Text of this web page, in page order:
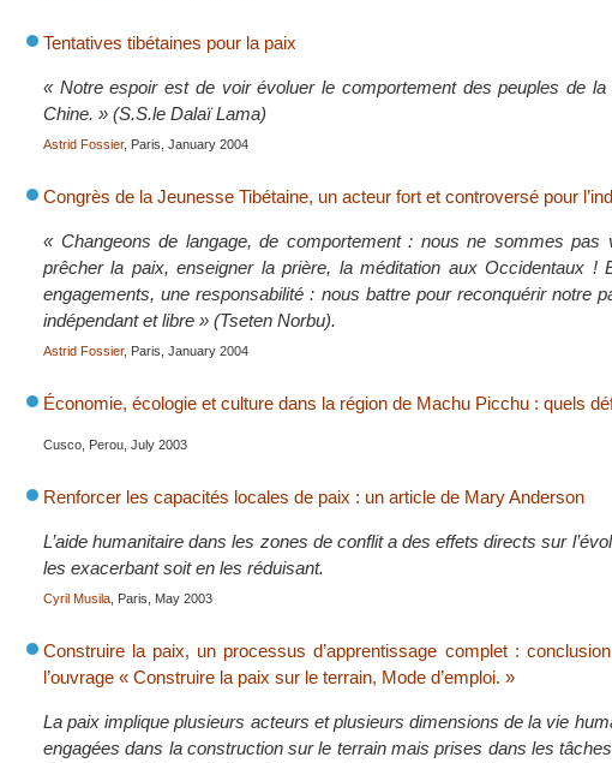
Tentatives tibétaines pour la paix
« Notre espoir est de voir évoluer le comportement des peuples de la
Chine. » (S.S.le Dalaï Lama)
Astrid Fossier, Paris, January 2004
Congrès de la Jeunesse Tibétaine, un acteur fort et controversé pour
« Changeons de langage, de comportement : nous ne sommes pas
prêcher la paix, enseigner la prière, la méditation aux Occidentaux !
engagements, une responsabilité : nous battre pour reconquérir notre
indépendant et libre » (Tseten Norbu).
Astrid Fossier, Paris, January 2004
Économie, écologie et culture dans la région de Machu Picchu : quels
Cusco, Perou, July 2003
Renforcer les capacités locales de paix : un article de Mary Anderson
L’aide humanitaire dans les zones de conflit a des effets directs sur
les exacerbant soit en les réduisant.
Cyril Musila , Paris, May 2003
Construire la paix, un processus d’apprentissage complet :
l’ouvrage « Construire la paix sur le terrain, Mode d’emploi. »
La paix implique plusieurs acteurs et plusieurs dimensions de la vie
engagées dans la construction sur le terrain mais prises dans les